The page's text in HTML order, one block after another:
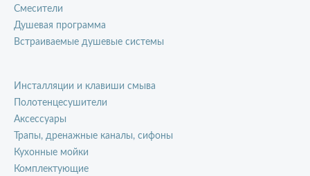
Смесители
Душевая программа
Встраиваемые душевые системы
Инсталляции и клавиши смыва
Полотенцесушители
Аксессуары
Трапы, дренажные каналы, сифоны
Кухонные мойки
Комплектующие